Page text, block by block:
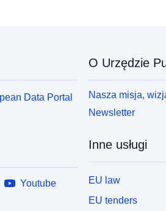
Data Portal
Youtube
O Urzędzie
Nasza misja,
Newsletter
Inne usługi
EU law
EU tenders